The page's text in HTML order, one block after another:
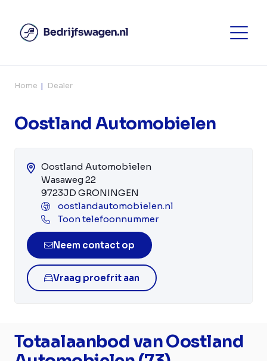
Home Dealer
Oostland Automobielen
Oostland Automobielen
Wasaweg 22
9723JD GRONINGEN
oostlandautomobielen.nl
Toon telefoonnummer
Neem contact op
Vraag proefrit aan
Totaalaanbod van Oostland